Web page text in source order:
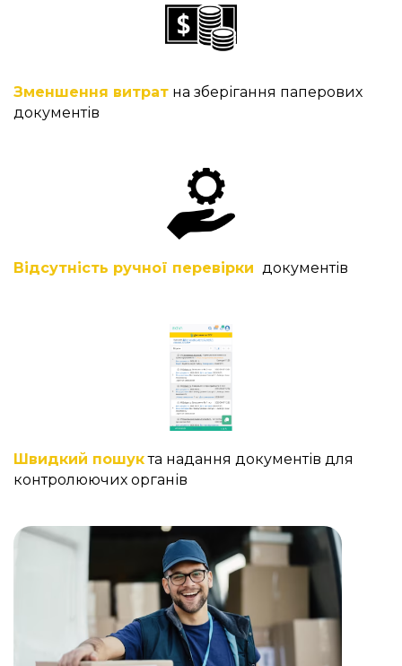
Зменшення витрат на зберігання паперових
документів
Відсутність ручної перевірки документів
Швидкий пошукта надання документів для
контролюючих органів